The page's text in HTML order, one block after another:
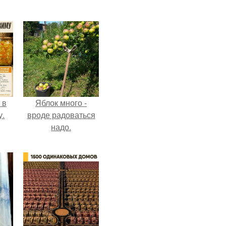
Яблок много -
вроде радоваться
надо.